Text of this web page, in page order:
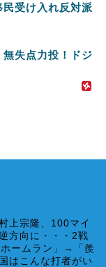
民受け入れ反対派
失点力投！ドジ
上宗隆、100マイ
方向に・・・2戦
ームラン」→「羨
はこんな打者がい